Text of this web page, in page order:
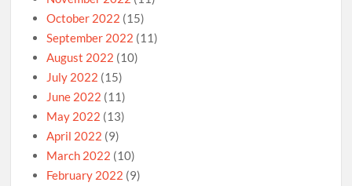
October 2022 (15)
September 2022 (11)
August 2022 (10)
July 2022 (15)
June 2022 (11)
May 2022 (13)
April 2022 (9)
March 2022 (10)
February 2022 (9)